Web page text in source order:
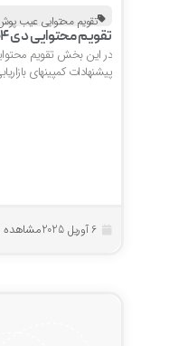
تقویم محتوایی عیب پوش
تقویم محتوایی دی 1404
پیشنهادات کمپینهای
مشاهده